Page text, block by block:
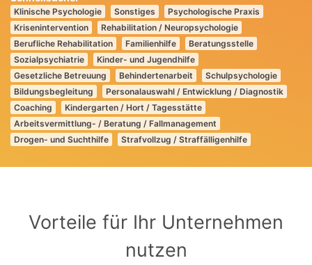
Klinische Psychologie Sonstiges
Psychologische Praxis
Krisenintervention
Rehabilitation / Neuropsychologie
Berufliche Rehabilitation
Familienhilfe
Beratungsstelle
Sozialpsychiatrie
Kinder- und Jugendhilfe
Gesetzliche Betreuung
Behindertenarbeit
Schulpsychologie
Bildungsbegleitung
Personalauswahl / Entwicklung / Diagnostik
Coaching
Kindergarten / Hort / Tagesstätte
Arbeitsvermittlung- / Beratung / Fallmanagement
Drogen- und Suchthilfe
Strafvollzug / Straffälligenhilfe
Vorteile für Ihr Unternehmen
nutzen